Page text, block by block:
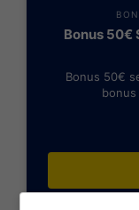
Bonus 50€
Bonus 50€